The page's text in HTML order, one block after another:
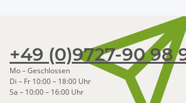
+49 (0)9727-90 98
Mo – Geschlossen
Di – Fr 10:00 – 18:00 Uhr
Sa – 10:00 – 16:00 Uhr